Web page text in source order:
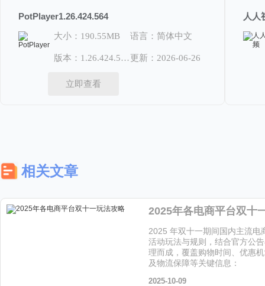
PotPlayer1.26.424.564
大小：190.55MB 语言：简体中文
版本：1.26.424.564 更新：2026-06-26
立即查看
人人
相关文章
2025年各电商平台双十
2025 年双十一期间国内主流电
活动玩法与规则，结合官方公
理而成，覆盖购物时间、优惠
及物流保障等关键信息：
2025-10-09